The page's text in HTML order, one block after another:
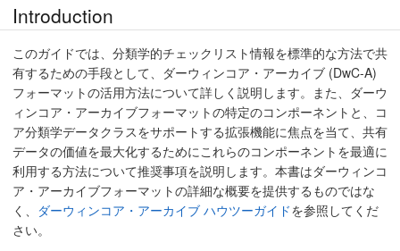
Introduction
このガイドでは、分類学的チェックリスト情報を標準的な方法で共
有するための手段として、ダーウィンコア・アーカイブ (DwC-A)
フォーマットの活用方法について詳しく説明します。また、ダーウ
ィンコア・アーカイブフォーマットの特定のコンポーネントと、コ
ア分類学データクラスをサポートする拡張機能に焦点を当て、共有
データの価値を最大化するためにこれらのコンポーネントを最適に
利用する方法について推奨事項を説明します。本書はダーウィンコ
ア・アーカイブフォーマットの詳細な概要を提供するものではな
く、 ダーウィンコア・アーカイブ ハウツーガイドを参照してくだ
さい。